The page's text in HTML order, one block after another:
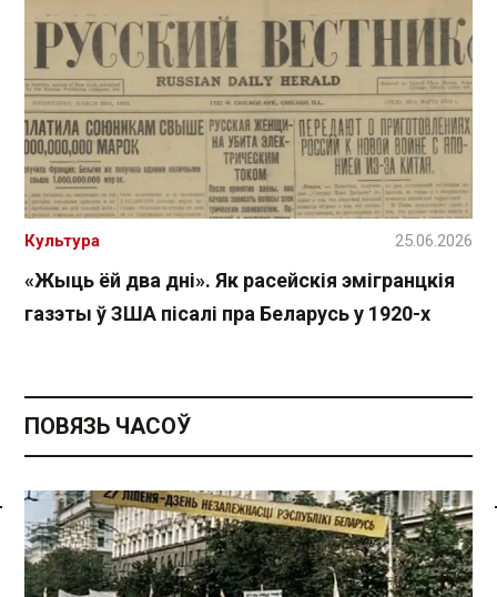
Спасылка без VPN
«Жыць ёй два дні». Як расейскія эмігранцкія
газэты ў ЗША пісалі пра Беларусь у 1920-х
Культура 25.06.2026
ПОВЯЗЬ ЧАСОЎ